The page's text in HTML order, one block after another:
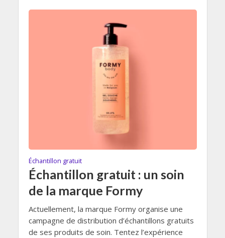
Échantillon gratuit
Échantillon gratuit : un soin
de la marque Formy
Actuellement, la marque Formy organise une
campagne de distribution d’échantillons gratuits
de ses produits de soin. Tentez l’expérience